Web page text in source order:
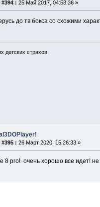
#394 : 25 Май 2017, 04:58:36 »
до тв бокса со схожими
детских страхов
#395 : 26 Март 2020, 15:26:33 »
8 pro! очень хорошо все идет!